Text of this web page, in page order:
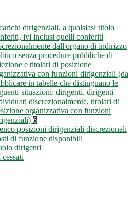
dirigenziali, a qualsiasi titolo
ivi inclusi quelli conferiti
dall'organo di indirizzo
senza procedure pubbliche di
e titolari di posizione
con funzioni dirigenziali (da
in tabelle che distinguano le
situazioni: dirigenti, dirigenti
discrezionalmente, titolari di
organizzativa con funzioni
6
posizioni dirigenziali discrezionali
di funzione disponibili
dirigenti